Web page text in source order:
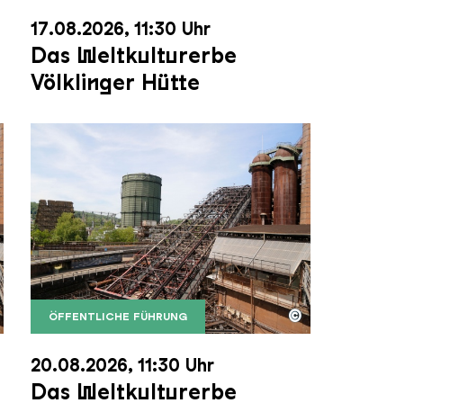
17.08.2026, 11:30 Uhr
Das Weltkulturerbe
Völklinger Hütte
mit dem Gasometer im Hintergrund
| Karl Heinrich Veith
ÖFFENTLICHE FÜHRUNG
Der Erzschrägaufzug der Völklinger Hütte mit dem
Copyright: Weltkulturerbe Völklinger Hütte | Karl
©
20.08.2026, 11:30 Uhr
Das Weltkulturerbe